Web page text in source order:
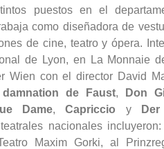
puestos en el
como diseñadora de
de cine, teatro y ópera.
de Lyon, en La Monnaie
Wien con el director David
damnation de Faust, Don
Dame, Capriccio y
nacionales
Maxim Gorki, al